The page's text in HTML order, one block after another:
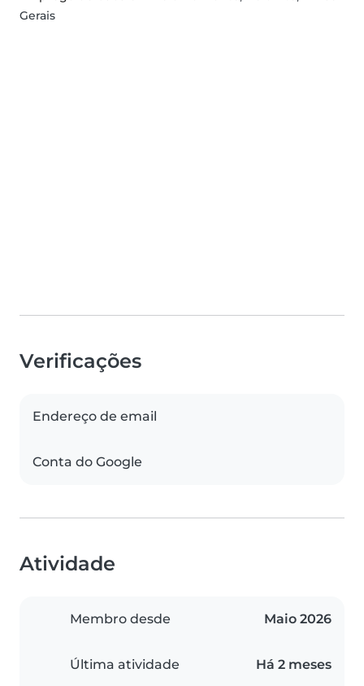
Gerais
Verificações
Endereço de email
Conta do Google
Atividade
Membro desde Maio 2026
Última atividade Há 2 meses